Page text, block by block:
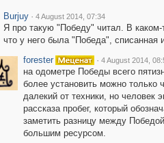
Burjuy · 4 August 2014, 07:34
Я про такую "Победу" читал. В
что у него была "Победа", списанная
forester
· 4 August 2014,
на одометре Победы всего
более установить можно только
далекий от техники, но
рассказа пробег, который
заметить разницу между
большим ресурсом.